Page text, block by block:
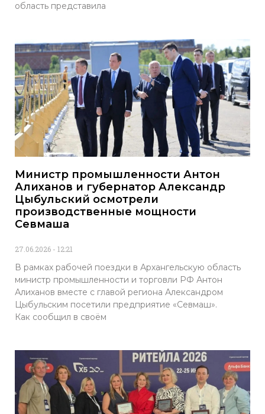
область представила
Министр промышленности Антон
Алиханов и губернатор Александр
Цыбульский осмотрели
производственные мощности
Севмаша
27.06.2026 12:21
В рамках рабочей поездки в Архангельскую область
министр промышленности и торговли РФ Антон
Алиханов вместе с главой региона Александром
Цыбульским посетили предприятие «Севмаш».
Как сообщил в своём